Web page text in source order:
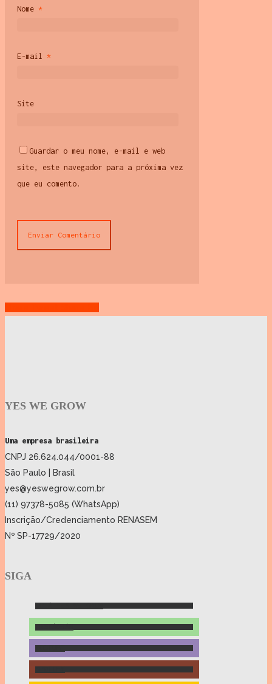
Nome *
E-mail *
Site
Guardar o meu nome, e-mail e web
site, este navegador para a próxima vez
que eu comento.
YES WE GROW
Uma empresa brasileira
CNPJ 26.624.044/0001-88
São Paulo | Brasil
yes@yeswegrow.com.br
(11) 97378-5085 (WhatsApp)
Inscrição/Credenciamento RENASEM
Nº SP-17729/2020
SIGA
LOJA YES WE GROW
INSTAGRAM
YOUTUBE
SPOTIFY